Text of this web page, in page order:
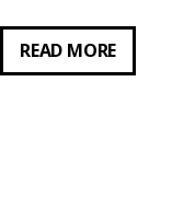
READ MOREZWISCHEN
MYTHOS